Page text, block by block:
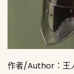
作者/Author：王